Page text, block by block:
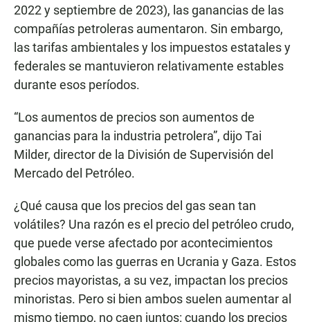
2022 y septiembre de 2023), las ganancias de las
compañías petroleras aumentaron. Sin embargo,
las tarifas ambientales y los impuestos estatales y
federales se mantuvieron relativamente estables
durante esos períodos.
“Los aumentos de precios son aumentos de
ganancias para la industria petrolera”, dijo Tai
Milder, director de la División de Supervisión del
Mercado del Petróleo.
¿Qué causa que los precios del gas sean tan
volátiles? Una razón es el precio del petróleo crudo,
que puede verse afectado por acontecimientos
globales como las guerras en Ucrania y Gaza. Estos
precios mayoristas, a su vez, impactan los precios
minoristas. Pero si bien ambos suelen aumentar al
mismo tiempo, no caen juntos: cuando los precios